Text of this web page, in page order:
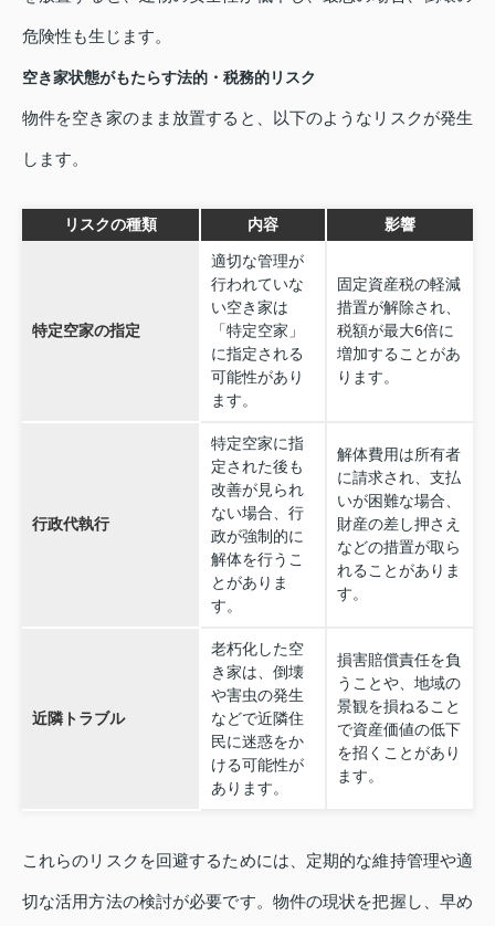
危険性も生じます。
空き家状態がもたらす法的・税務的リスク
物件を空き家のまま放置すると、以下のようなリスクが発生
します。
リスクの種類 内容 影響
特定空家の指定
適切な管理が
行われていな
い空き家は
「特定空家」
に指定される
可能性があり
ます。
固定資産税の軽減
措置が解除され、
税額が最大6倍に
増加することがあ
ります。
行政代執行
特定空家に指
定された後も
改善が見られ
ない場合、行
政が強制的に
解体を行うこ
とがありま
す。
解体費用は所有者
に請求され、支払
いが困難な場合、
財産の差し押さえ
などの措置が取ら
れることがありま
す。
近隣トラブル
老朽化した空
き家は、倒壊
や害虫の発生
などで近隣住
民に迷惑をか
ける可能性が
あります。
損害賠償責任を負
うことや、地域の
景観を損ねること
で資産価値の低下
を招くことがあり
ます。
これらのリスクを回避するためには、定期的な維持管理や適
切な活用方法の検討が必要です。物件の現状を把握し、早め